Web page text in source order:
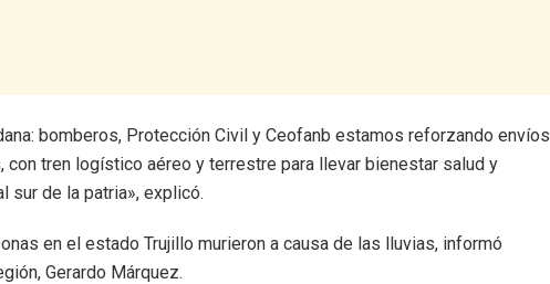
bomberos, Protección Civil y Ceofanb estamos reforzando envíos
tren logístico aéreo y terrestre para llevar bienestar salud y
sur de la patria», explicó.
en el estado Trujillo murieron a causa de las lluvias, informó
Gerardo Márquez.